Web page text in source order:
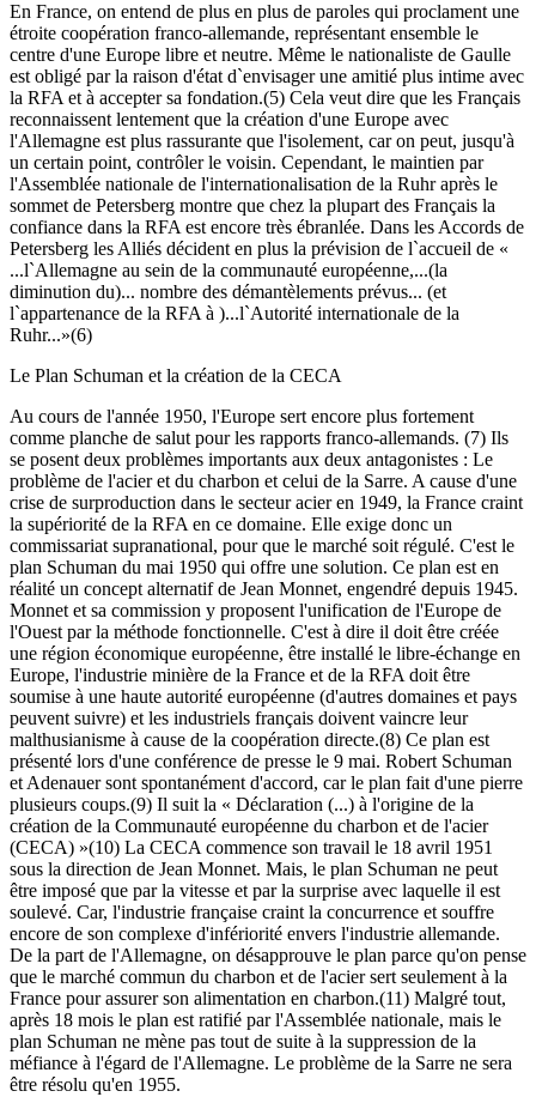
En France, on entend de plus en plus de paroles qui proclament une
étroite coopération franco-allemande, représentant ensemble le
centre d'une Europe libre et neutre. Même le nationaliste de Gaulle
est obligé par la raison d'état d`envisager une amitié plus intime avec
la RFA et à accepter sa fondation.(5) Cela veut dire que les Français
reconnaissent lentement que la création d'une Europe avec
l'Allemagne est plus rassurante que l'isolement, car on peut, jusqu'à
un certain point, contrôler le voisin. Cependant, le maintien par
l'Assemblée nationale de l'internationalisation de la Ruhr après le
sommet de Petersberg montre que chez la plupart des Français la
confiance dans la RFA est encore très ébranlée. Dans les Accords de
Petersberg les Alliés décident en plus la prévision de l`accueil de «
...l`Allemagne au sein de la communauté européenne,...(la
diminution du)... nombre des démantèlements prévus... (et
l`appartenance de la RFA à )...l`Autorité internationale de la
Ruhr...»(6)
Le Plan Schuman et la création de la CECA
Au cours de l'année 1950, l'Europe sert encore plus fortement
comme planche de salut pour les rapports franco-allemands. (7) Ils
se posent deux problèmes importants aux deux antagonistes : Le
problème de l'acier et du charbon et celui de la Sarre. A cause d'une
crise de surproduction dans le secteur acier en 1949, la France craint
la supériorité de la RFA en ce domaine. Elle exige donc un
commissariat supranational, pour que le marché soit régulé. C'est le
plan Schuman du mai 1950 qui offre une solution. Ce plan est en
réalité un concept alternatif de Jean Monnet, engendré depuis 1945.
Monnet et sa commission y proposent l'unification de l'Europe de
l'Ouest par la méthode fonctionnelle. C'est à dire il doit être créée
une région économique européenne, être installé le libre-échange en
Europe, l'industrie minière de la France et de la RFA doit être
soumise à une haute autorité européenne (d'autres domaines et pays
peuvent suivre) et les industriels français doivent vaincre leur
malthusianisme à cause de la coopération directe.(8) Ce plan est
présenté lors d'une conférence de presse le 9 mai. Robert Schuman
et Adenauer sont spontanément d'accord, car le plan fait d'une pierre
plusieurs coups.(9) Il suit la « Déclaration (...) à l'origine de la
création de la Communauté européenne du charbon et de l'acier
(CECA) »(10) La CECA commence son travail le 18 avril 1951
sous la direction de Jean Monnet. Mais, le plan Schuman ne peut
être imposé que par la vitesse et par la surprise avec laquelle il est
soulevé. Car, l'industrie française craint la concurrence et souffre
encore de son complexe d'infériorité envers l'industrie allemande.
De la part de l'Allemagne, on désapprouve le plan parce qu'on pense
que le marché commun du charbon et de l'acier sert seulement à la
France pour assurer son alimentation en charbon.(11) Malgré tout,
après 18 mois le plan est ratifié par l'Assemblée nationale, mais le
plan Schuman ne mène pas tout de suite à la suppression de la
méfiance à l'égard de l'Allemagne. Le problème de la Sarre ne sera
être résolu qu'en 1955.